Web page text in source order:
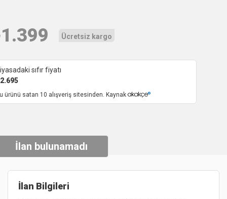
1.399 Ücretsiz kargo
sıfır fiyatı
2.695
ürünü satan 10 alışveriş sitesinden. Kaynak
İlan bulunamadı
İlan Bilgileri